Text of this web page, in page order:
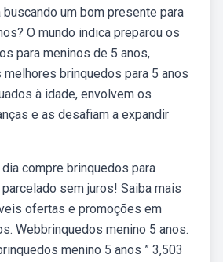
um bom presente para
O mundo indica preparou os
para meninos de 5 anos,
brinquedos para 5 anos
à idade, envolvem os
e as desafiam a expandir
compre brinquedos para
sem juros! Saiba mais
ofertas e promoções em
Webbrinquedos menino 5 anos.
menino 5 anos ” 3,503